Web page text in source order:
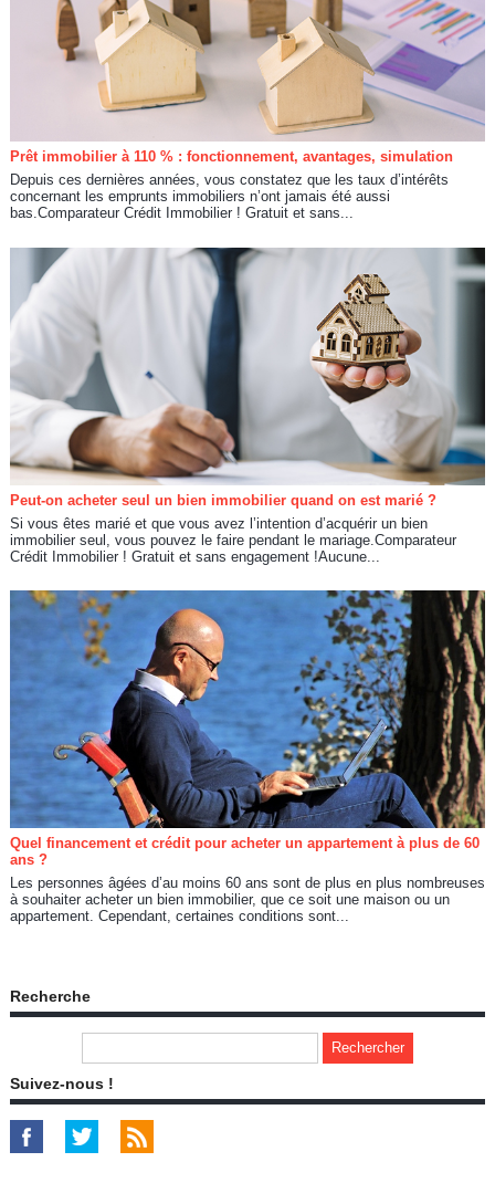
Prêt immobilier à 110 % : fonctionnement, avantages, simulation
Depuis ces dernières années, vous constatez que les taux d’intérêts
concernant les emprunts immobiliers n’ont jamais été aussi
bas.Comparateur Crédit Immobilier ! Gratuit et sans...
Peut-on acheter seul un bien immobilier quand on est marié ?
Si vous êtes marié et que vous avez l’intention d’acquérir un bien
immobilier seul, vous pouvez le faire pendant le mariage.Comparateur
Crédit Immobilier ! Gratuit et sans engagement !Aucune...
Quel financement et crédit pour acheter un appartement à plus de 60
ans ?
Les personnes âgées d’au moins 60 ans sont de plus en plus nombreuses
à souhaiter acheter un bien immobilier, que ce soit une maison ou un
appartement. Cependant, certaines conditions sont...
Recherche
Suivez-nous !